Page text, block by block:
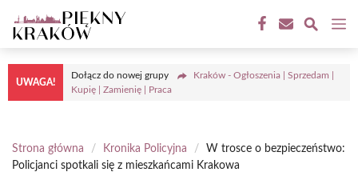
do
treści
UWAGA!
Dołącz do nowej grupy
Kraków - Ogłoszenia | Sprzedam |
Kupię | Zamienię | Praca
Strona główna / Kronika Policyjna /
W trosce o bezpieczeństwo:
Policjanci spotkali się z mieszkańcami Krakowa